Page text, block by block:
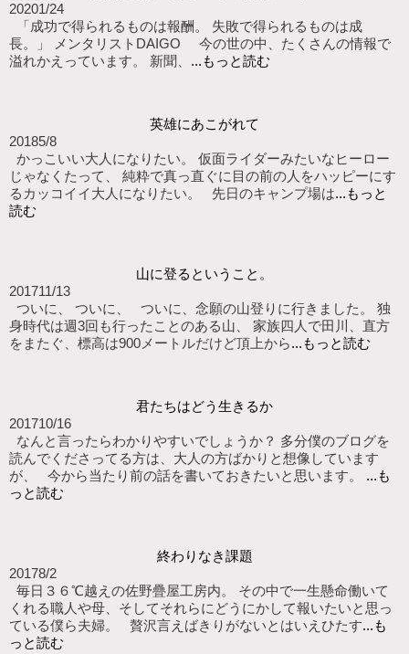
20201/24
「成功で得られるものは報酬。 失敗で得られるものは成
長。」 メンタリストDAIGO 今の世の中、たくさんの情報で
溢れかえっています。 新聞、 ...もっと読む
英雄にあこがれて
20185/8
かっこいい大人になりたい。 仮面ライダーみたいなヒーロー
じゃなくたって、 純粋で真っ直ぐに目の前の人をハッピーにす
るカッコイイ大人になりたい。 先日のキャンプ場は...もっと
読む
山に登るということ。
201711/13
ついに、 ついに、 ついに、念願の山登りに行きました。 独
身時代は週3回も行ったことのある山、 家族四人で田川、直方
をまたぐ、標高は900メートルだけど頂上から...もっと読む
君たちはどう生きるか
201710/16
なんと言ったらわかりやすいでしょうか？ 多分僕のブログを
読んでくださってる方は、大人の方ばかりと想像しています
が、 今から当たり前の話を書いておきたいと思います。 ...も
っと読む
終わりなき課題
20178/2
毎日３６℃越えの佐野疊屋工房内。 その中で一生懸命働いて
くれる職人や母、そしてそれらにどうにかして報いたいと思っ
ている僕ら夫婦。 贅沢言えばきりがないとはいえひたす...も
っと読む